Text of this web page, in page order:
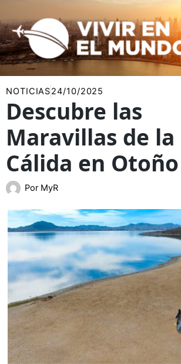
al
contenido
NOTICIAS24/10/2025
Descubre las
Maravillas de la
Cálida en Otoño
Por MyR